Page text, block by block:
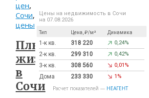
цен,
Сочи,
цены
Плюсы
жизни
в
Сочи
Цены на недвижимость в Сочи
на 07.08.2026
Тип Цена, ₽/м² Динамика
1-к кв. 318 220 0,24%
2-к кв. 299 310 0,42%
3-к кв. 308 560 0,01%
Дома 233 330 1%
Расчет показателей — НЕАГЕНТ